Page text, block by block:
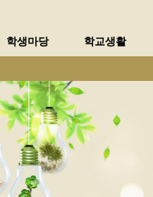
학생마당 학교생활